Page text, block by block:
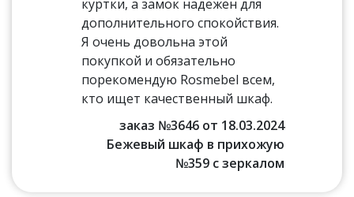
куртки, а замок надежен для
дополнительного спокойствия.
Я очень довольна этой
покупкой и обязательно
порекомендую Rosmebel всем,
кто ищет качественный шкаф.
заказ №3646 от 18.03.2024
Бежевый шкаф в прихожую
№359 с зеркалом